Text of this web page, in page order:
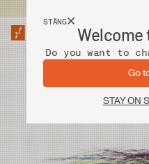
STÄNG
Welcome
Do you want to
Go
STAY ON